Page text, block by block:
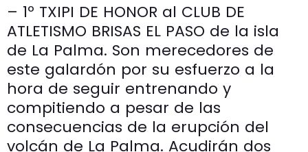
– 1º TXIPI DE HONOR al CLUB DE
ATLETISMO BRISAS EL PASO de la isla
de La Palma. Son merecedores de
este galardón por su esfuerzo a la
hora de seguir entrenando y
compitiendo a pesar de las
consecuencias de la erupción del
volcán de La Palma. Acudirán dos